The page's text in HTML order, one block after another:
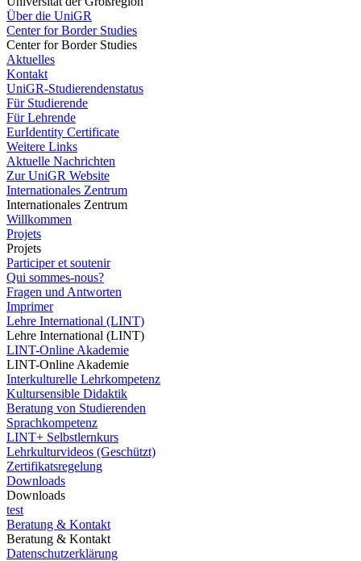
Über die UniGR
Center for Border Studies
Center for Border Studies
Aktuelles
Kontakt
UniGR-Studierendenstatus
Für Studierende
Für Lehrende
EurIdentity Certificate
Weitere Links
Aktuelle Nachrichten
Zur UniGR Website
Internationales Zentrum
Internationales Zentrum
Willkommen
Projets
Projets
Participer et soutenir
Qui sommes-nous?
Fragen und Antworten
Imprimer
Lehre International (LINT)
Lehre International (LINT)
LINT-Online Akademie
LINT-Online Akademie
Interkulturelle Lehrkompetenz
Kultursensible Didaktik
Beratung von Studierenden
Sprachkompetenz
LINT+ Selbstlernkurs
Lehrkulturvideos (Geschützt)
Zertifikatsregelung
Downloads
Downloads
test
Beratung & Kontakt
Beratung & Kontakt
Datenschutzerklärung